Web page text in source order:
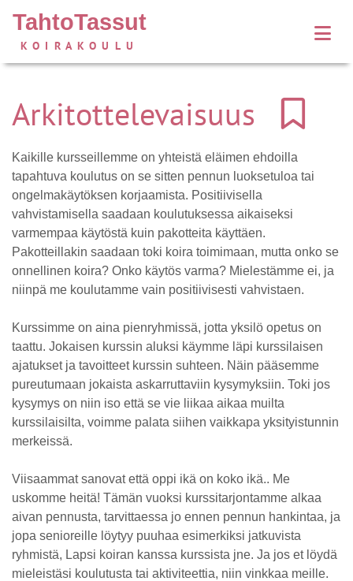
TahtoTassut
KOIRAKOULU
Arkitottelevaisuus
Kaikille kursseillemme on yhteistä eläimen ehdoilla
tapahtuva koulutus on se sitten pennun luoksetuloa tai
ongelmakäytöksen korjaamista. Positiivisella
vahvistamisella saadaan koulutuksessa aikaiseksi
varmempaa käytöstä kuin pakotteita käyttäen.
Pakotteillakin saadaan toki koira toimimaan, mutta onko se
onnellinen koira? Onko käytös varma? Mielestämme ei, ja
niinpä me koulutamme vain positiivisesti vahvistaen.
Kurssimme on aina pienryhmissä, jotta yksilö opetus on
taattu. Jokaisen kurssin aluksi käymme läpi kurssilaisen
ajatukset ja tavoitteet kurssin suhteen. Näin pääsemme
pureutumaan jokaista askarruttaviin kysymyksiin. Toki jos
kysymys on niin iso että se vie liikaa aikaa muilta
kurssilaisilta, voimme palata siihen vaikkapa yksityistunnin
merkeissä.
Viisaammat sanovat että oppi ikä on koko ikä.. Me
uskomme heitä! Tämän vuoksi kurssitarjontamme alkaa
aivan pennusta, tarvittaessa jo ennen pennun hankintaa, ja
jopa senioreille löytyy puuhaa esimerkiksi jatkuvista
ryhmistä, Lapsi koiran kanssa kurssista jne. Ja jos et löydä
mieleistäsi koulutusta tai aktiviteettia, niin vinkkaa meille.